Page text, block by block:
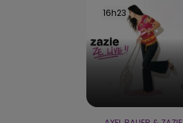
16h23
16h23